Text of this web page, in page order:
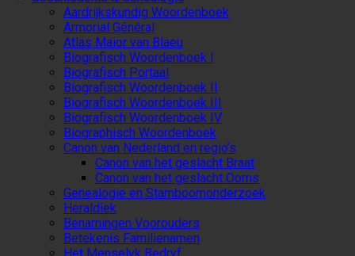
Aardrijkskundig Woordenboek
Armorial Général
Atlas Maior van Blaeu
Biografisch Woordenboek I
Biografisch Portaal
Biografisch Woordenboek II
Biografisch Woordenboek III
Biografisch Woordenboek IV
Biographisch Woordenboek
Canon van Nederland en regio’s
Canon van het geslacht Braat
Canon van het geslacht Ooms
Genealogie en Stamboomonderzoek
Heraldiek
Benamingen Voorouders
Betekenis Familienamen